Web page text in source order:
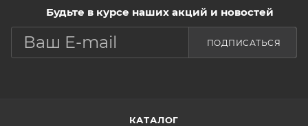
Будьте в курсе наших акций и новостей
ПОДПИСАТЬСЯ
КАТАЛОГ